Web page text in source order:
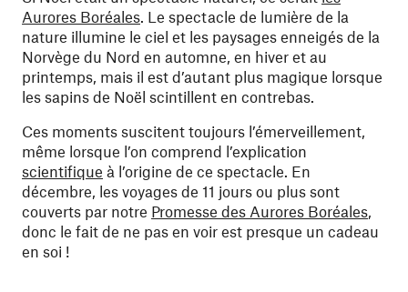
Aurores Boréales . Le spectacle de lumière de la
nature illumine le ciel et les paysages enneigés de la
Norvège du Nord en automne, en hiver et au
printemps, mais il est d’autant plus magique lorsque
les sapins de Noël scintillent en contrebas.
Ces moments suscitent toujours l’émerveillement,
même lorsque l’on comprend l’explication
scientifique à l’origine de ce spectacle. En
décembre, les voyages de 11 jours ou plus sont
couverts par notre Promesse des Aurores Boréales
donc le fait de ne pas en voir est presque un cadeau
en soi !